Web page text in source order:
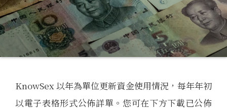
KnowSex 以年為單位更新資金使用情況，每年年初
以電子表格形式公佈詳單。您可在下方下載已公佈